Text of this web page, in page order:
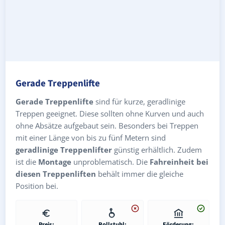
Gerade Treppenlifte
Gerade Treppenlifte sind für kurze, geradlinige
Treppen geeignet. Diese sollten ohne Kurven und auch
ohne Absätze aufgebaut sein. Besonders bei Treppen
mit einer Länge von bis zu fünf Metern sind
geradlinige Treppenlifter günstig erhältlich. Zudem
ist die Montage unproblematisch. Die Fahreinheit bei
diesen Treppenliften behält immer die gleiche
Position bei.